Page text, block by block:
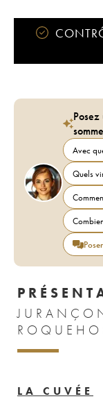
Avec
Quels
LA CUVÉE